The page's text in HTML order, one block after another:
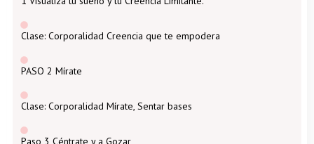
Clase: Corporalidad Creencia que te empodera
PASO 2 Mírate
Clase: Corporalidad Mírate, Sentar bases
Paso 3 Céntrate y a Gozar